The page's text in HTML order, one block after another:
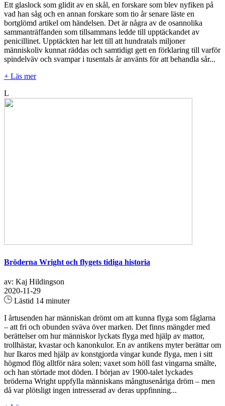
Ett glaslock som glidit av en skål, en forskare som blev nyfiken på
vad han såg och en annan forskare som tio år senare läste en
bortglömd artikel om händelsen. Det är några av de osannolika
sammanträffanden som tillsammans ledde till upptäckandet av
penicillinet. Upptäckten har lett till att hundratals miljoner
människoliv kunnat räddas och samtidigt gett en förklaring till varför
spindelväv och svampar i tusentals år använts för att behandla sår...
+ Läs mer
L
Bröderna Wright och flygets tidiga historia
av: Kaj Hildingson
2020-11-29
Lästid 14 minuter
I årtusenden har människan drömt om att kunna flyga som fåglarna
– att fri och obunden sväva över marken. Det finns mängder med
berättelser om hur människor lyckats flyga med hjälp av mattor,
trollhästar, kvastar och kanonkulor. En av antikens myter berättar om
hur Ikaros med hjälp av konstgjorda vingar kunde flyga, men i sitt
högmod flög alltför nära solen; vaxet som höll fast vingarna smälte,
och han störtade mot döden. I början av 1900-talet lyckades
bröderna Wright uppfylla människans mångtusenåriga dröm – men
då var plötsligt ingen intresserad av deras uppfinning...